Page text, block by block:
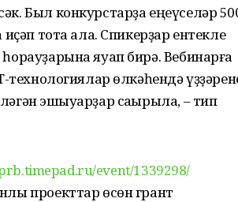
Был конкурстарҙа еңеүселәр
тота ала. Спикерҙар ентекле
яуап бирә. Вебинарға
өлкәһендә
эшҡыуарҙар саҡырыла, – тип
event/1339298/
проекттар өсөн грант